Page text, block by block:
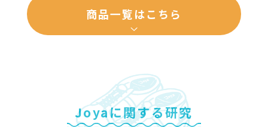
商品一覧はこちら
Joyaに関する研究